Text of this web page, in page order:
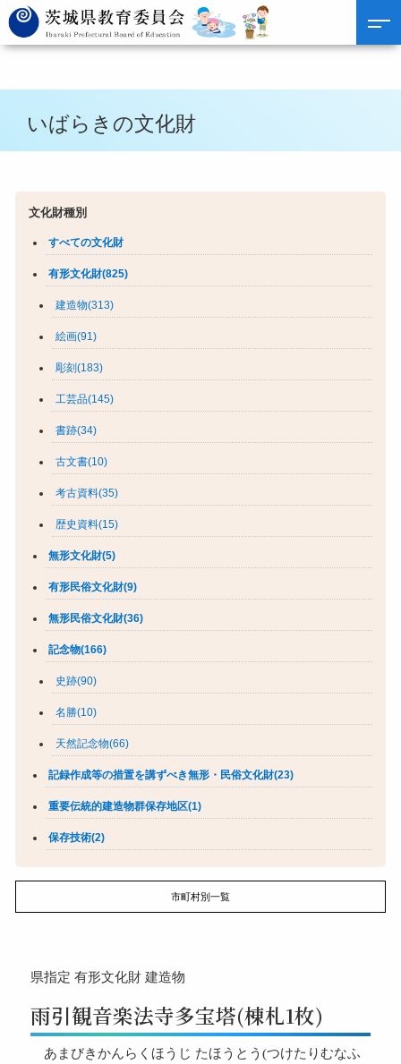
いばらきの文化財
文化財種別
すべての文化財
有形文化財(825)
建造物(313)
絵画(91)
彫刻(183)
工芸品(145)
書跡(34)
古文書(10)
考古資料(35)
歴史資料(15)
無形文化財(5)
有形民俗文化財(9)
無形民俗文化財(36)
記念物(166)
史跡(90)
名勝(10)
天然記念物(66)
記録作成等の措置を講ずべき無形・民俗文化財(23)
重要伝統的建造物群保存地区(1)
保存技術(2)
市町村別一覧
県指定 有形文化財 建造物
雨引観音楽法寺多宝塔(棟札1枚)
あまびきかんらくほうじ たほうとう(つけたりむなふ